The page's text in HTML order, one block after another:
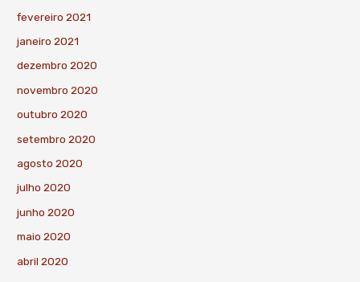
fevereiro 2021
janeiro 2021
dezembro 2020
novembro 2020
outubro 2020
setembro 2020
agosto 2020
julho 2020
junho 2020
maio 2020
abril 2020